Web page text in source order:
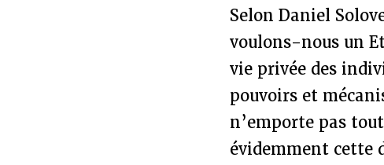
Selon Daniel
voulons-nous un
vie privée des
pouvoirs et
n’emporte pas
évidemment cette